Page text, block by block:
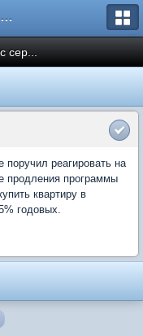
Форум Новостройки
сер...
реагировать на
продления программы
квартиру в
годовых.